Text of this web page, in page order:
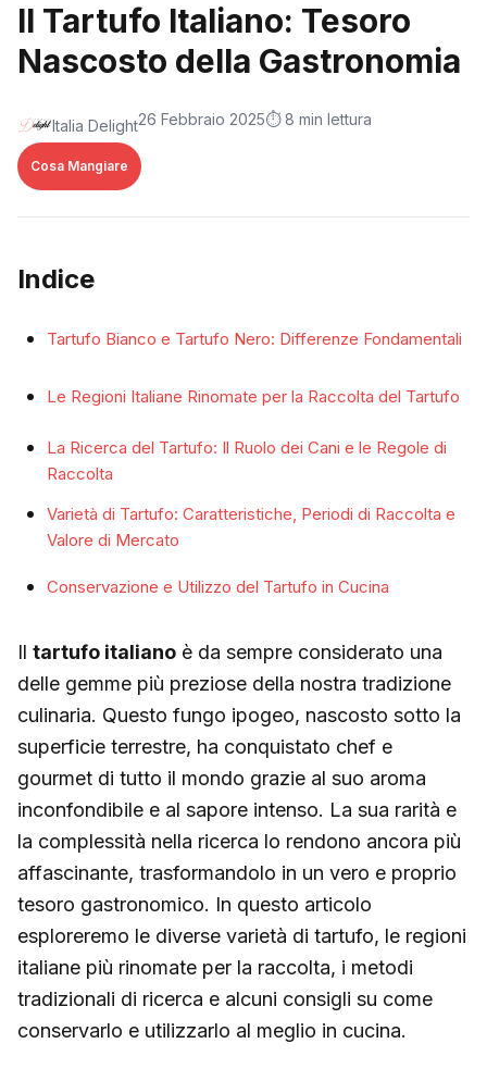
Il Tartufo Italiano: Tesoro
Nascosto della Gastronomia
Italia Delight26 Febbraio 2025⏱️ 8 min lettura
Cosa Mangiare
Indice
Tartufo Bianco e Tartufo Nero: Differenze Fondamentali
Le Regioni Italiane Rinomate per la Raccolta del Tartufo
La Ricerca del Tartufo: Il Ruolo dei Cani e le Regole di
Raccolta
Varietà di Tartufo: Caratteristiche, Periodi di Raccolta e
Valore di Mercato
Conservazione e Utilizzo del Tartufo in Cucina
Il tartufo italiano è da sempre considerato una
delle gemme più preziose della nostra tradizione
culinaria. Questo fungo ipogeo, nascosto sotto la
superficie terrestre, ha conquistato chef e
gourmet di tutto il mondo grazie al suo aroma
inconfondibile e al sapore intenso. La sua rarità e
la complessità nella ricerca lo rendono ancora più
affascinante, trasformandolo in un vero e proprio
tesoro gastronomico. In questo articolo
esploreremo le diverse varietà di tartufo, le regioni
italiane più rinomate per la raccolta, i metodi
tradizionali di ricerca e alcuni consigli su come
conservarlo e utilizzarlo al meglio in cucina.